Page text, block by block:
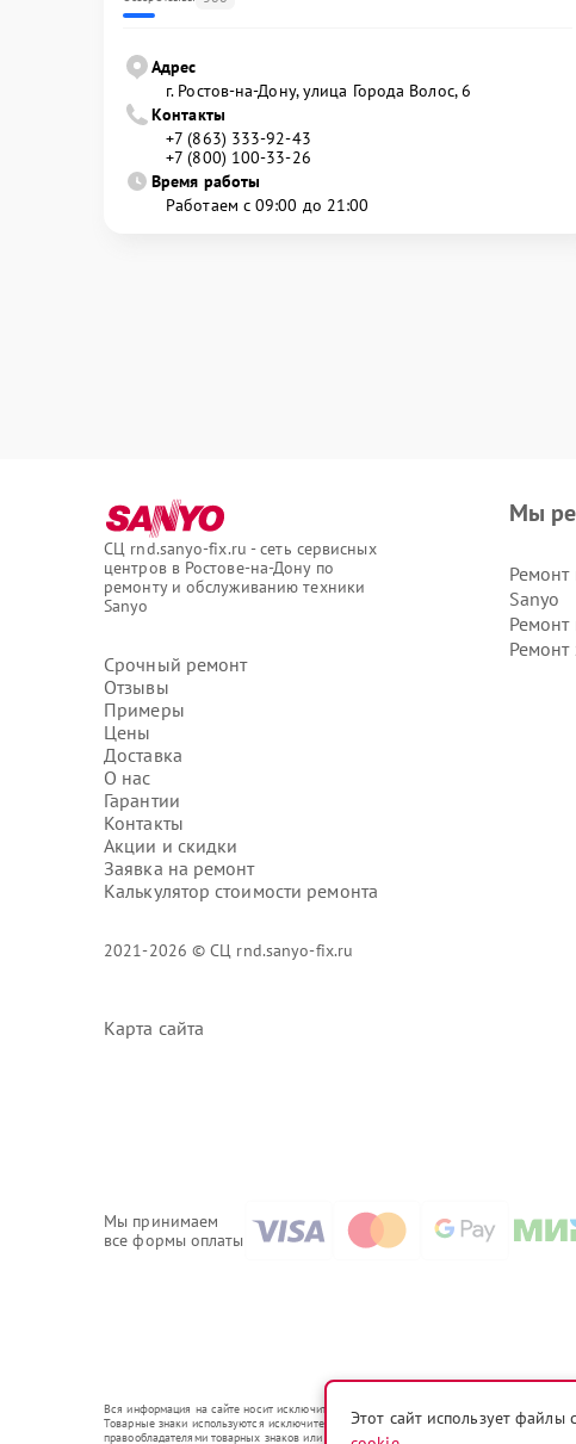
Адрес
г. Ростов-на-Дону, улица Города Волос, 6
Контакты
+7 (863) 333-92-43
+7 (800) 100-33-26
Время работы
Работаем с 09:00 до 21:00
СЦ rnd.sanyo-fix.ru - сеть сервисных
центров в Ростове-на-Дону по
ремонту и обслуживанию техники
Sanyo
Срочный ремонт
Отзывы
Примеры
Цены
Доставка
О нас
Гарантии
Контакты
Акции и скидки
Заявка на ремонт
Калькулятор стоимости ремонта
2021-2026 © СЦ rnd.sanyo-fix.ru
Карта сайта
Мы принимаем
все формы оплаты
Мы
Sanyo
Ремонт
Ремонт
Вся информация на сайте носит исключительно справочный характер.
Товарные знаки используются исключительно для описания устройств, в отношении
правообладателями товарных знаков или их официальными представителями.
Этот сайт использует